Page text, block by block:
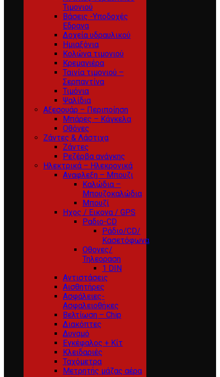
Τιμονιού
Βάσεις -Υποδοχές
Εδρανα
Δοχεία υδραυλικού
Ημιαξόνια
Κολώνα τιμονιού
Κρεμαγιέρα
Ταινία τιμονιού –
Σερπαντίνα
Τιμόνια
Ψαλίδια
Αξεσουάρ – Περιποίηση
Μπάρες – Κάγκελα
Οθόνες
Ζάντες & Λάστιχα
Ζάντες
Ρεζέρβα ανάγκης
Ηλεκτρικά – Ηλεκρονικά
Αναφλεξη – Μπουζι
Καλώδια –
Μπουζοκαλώδια
Μπουζί
Ηχος / Εικονα / GPS
Ραδιο-CD
Ράδιο/CD/
Κασετόφωνα
Οθονες/
Τηλεοραση
1 DIN
Αντιστάσεις
Αισθητήρες
Ασφάλειες-
Ασφαλειοθήκες
Βελτίωση – Chip
Διακόπτες
Δυναμό
Εγκέφαλος + Κίτ
Κλειδαριές
Ταχόμετρα
Μετρητής μάζας αέρα